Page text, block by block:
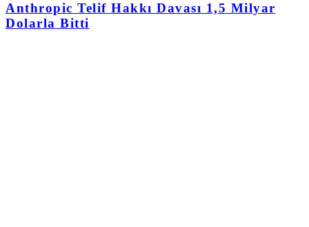
Anthropic Telif Hakkı Davası 1,5 Milyar
Dolarla Bitti